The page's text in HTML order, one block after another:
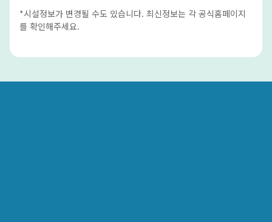
*시설정보가 변경될 수도 있습니다. 최신정보는 각 공식홈페이지
를 확인해주세요.